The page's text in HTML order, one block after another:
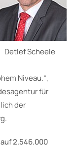
Detlef Scheele
Niveau.“,
für
der
2.546.000